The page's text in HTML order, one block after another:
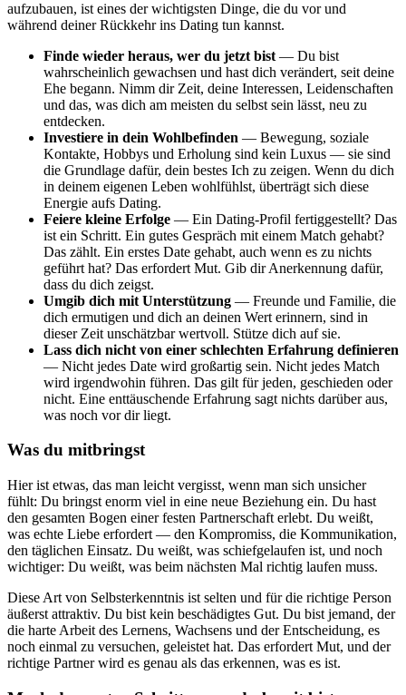
aufzubauen, ist eines der wichtigsten Dinge, die du vor und
während deiner Rückkehr ins Dating tun kannst.
Finde wieder heraus, wer du jetzt bist — Du bist
wahrscheinlich gewachsen und hast dich verändert, seit deine
Ehe begann. Nimm dir Zeit, deine Interessen, Leidenschaften
und das, was dich am meisten du selbst sein lässt, neu zu
entdecken.
Investiere in dein Wohlbefinden — Bewegung, soziale
Kontakte, Hobbys und Erholung sind kein Luxus — sie sind
die Grundlage dafür, dein bestes Ich zu zeigen. Wenn du dich
in deinem eigenen Leben wohlfühlst, überträgt sich diese
Energie aufs Dating.
Feiere kleine Erfolge — Ein Dating-Profil fertiggestellt? Das
ist ein Schritt. Ein gutes Gespräch mit einem Match gehabt?
Das zählt. Ein erstes Date gehabt, auch wenn es zu nichts
geführt hat? Das erfordert Mut. Gib dir Anerkennung dafür,
dass du dich zeigst.
Umgib dich mit Unterstützung — Freunde und Familie, die
dich ermutigen und dich an deinen Wert erinnern, sind in
dieser Zeit unschätzbar wertvoll. Stütze dich auf sie.
Lass dich nicht von einer schlechten Erfahrung definieren
— Nicht jedes Date wird großartig sein. Nicht jedes Match
wird irgendwohin führen. Das gilt für jeden, geschieden oder
nicht. Eine enttäuschende Erfahrung sagt nichts darüber aus,
was noch vor dir liegt.
Was du mitbringst
Hier ist etwas, das man leicht vergisst, wenn man sich unsicher
fühlt: Du bringst enorm viel in eine neue Beziehung ein. Du hast
den gesamten Bogen einer festen Partnerschaft erlebt. Du weißt,
was echte Liebe erfordert — den Kompromiss, die Kommunikation,
den täglichen Einsatz. Du weißt, was schiefgelaufen ist, und noch
wichtiger: Du weißt, was beim nächsten Mal richtig laufen muss.
Diese Art von Selbsterkenntnis ist selten und für die richtige Person
äußerst attraktiv. Du bist kein beschädigtes Gut. Du bist jemand, der
die harte Arbeit des Lernens, Wachsens und der Entscheidung, es
noch einmal zu versuchen, geleistet hat. Das erfordert Mut, und der
richtige Partner wird es genau als das erkennen, was es ist.